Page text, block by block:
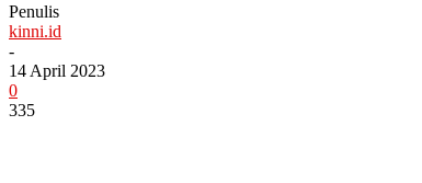
Penulis
kinni.id
-
14 April 2023
0
335